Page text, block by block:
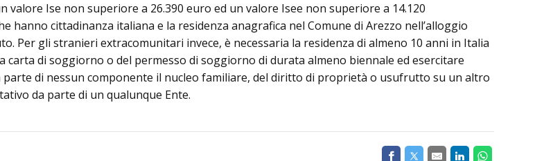
Ise non superiore a 26.390 euro ed un valore Isee non superiore a 14.120
hanno cittadinanza italiana e la residenza anagrafica nel Comune di Arezzo nell’alloggio
Per gli stranieri extracomunitari invece, è necessaria la residenza di almeno 10 anni in Italia
carta di soggiorno o del permesso di soggiorno di durata almeno biennale ed esercitare
di nessun componente il nucleo familiare, del diritto di proprietà o usufrutto su un altro
da parte di un qualunque Ente.